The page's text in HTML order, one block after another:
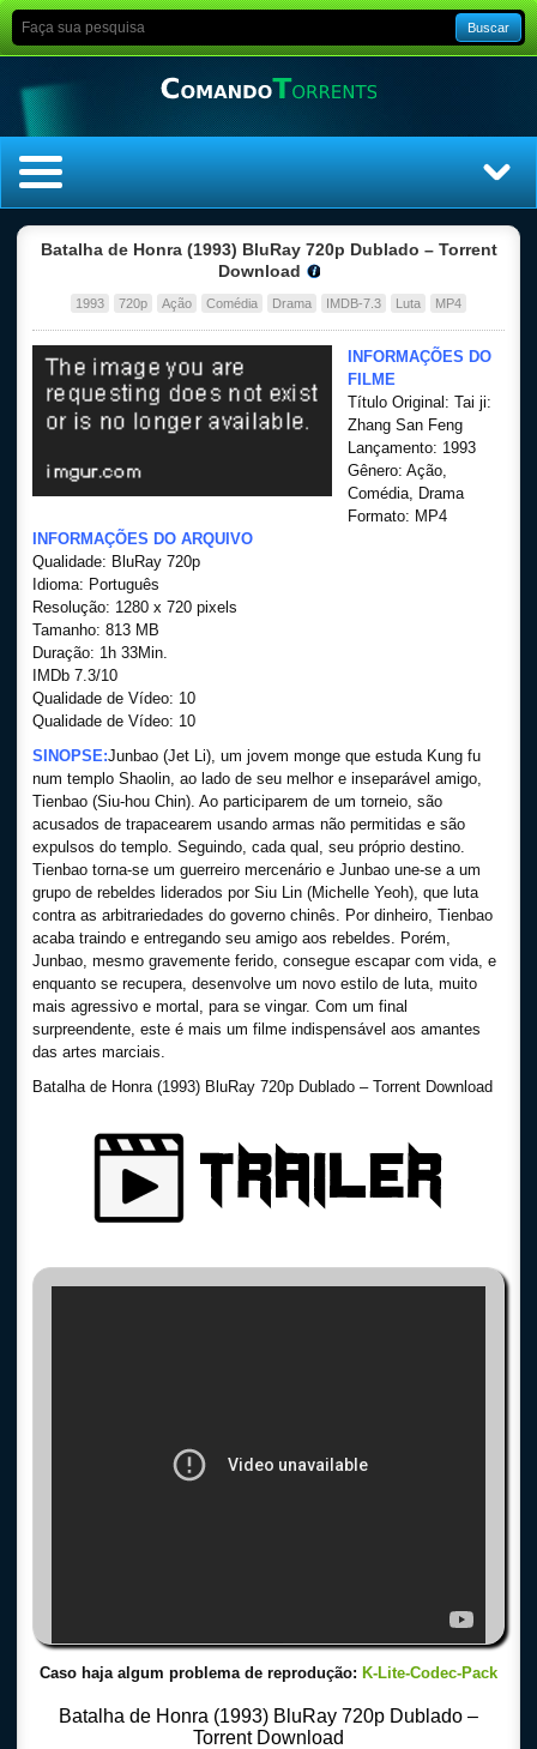
Buscar
Top Séries
Filmes
Batalha de Honra (1993) BluRay 720p Dublado – Torrent
Download
1993 720p Ação Comédia Drama IMDB-7.3 Luta MP4
INFORMAÇÕES DO
FILME
Título Original: Tai ji:
Zhang San Feng
Lançamento: 1993
Gênero: Ação,
Comédia, Drama
Formato: MP4
INFORMAÇÕES DO ARQUIVO
Qualidade: BluRay 720p
Idioma: Português
Resolução: 1280 x 720 pixels
Tamanho: 813 MB
Duração: 1h 33Min.
IMDb 7.3/10
Qualidade de Vídeo: 10
Qualidade de Vídeo: 10
SINOPSE:Junbao (Jet Li), um jovem monge que estuda Kung fu
num templo Shaolin, ao lado de seu melhor e inseparável amigo,
Tienbao (Siu-hou Chin). Ao participarem de um torneio, são
acusados de trapacearem usando armas não permitidas e são
expulsos do templo. Seguindo, cada qual, seu próprio destino.
Tienbao torna-se um guerreiro mercenário e Junbao une-se a um
grupo de rebeldes liderados por Siu Lin (Michelle Yeoh), que luta
contra as arbitrariedades do governo chinês. Por dinheiro, Tienbao
acaba traindo e entregando seu amigo aos rebeldes. Porém,
Junbao, mesmo gravemente ferido, consegue escapar com vida, e
enquanto se recupera, desenvolve um novo estilo de luta, muito
mais agressivo e mortal, para se vingar. Com um final
surpreendente, este é mais um filme indispensável aos amantes
das artes marciais.
Batalha de Honra (1993) BluRay 720p Dublado – Torrent Download
Caso haja algum problema de reprodução: K-Lite-Codec-Pack
Batalha de Honra (1993) BluRay 720p Dublado –
Torrent Download